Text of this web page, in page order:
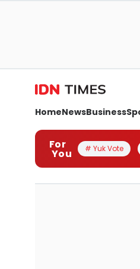
HomeNewsBusiness
For
You # Yuk Vote